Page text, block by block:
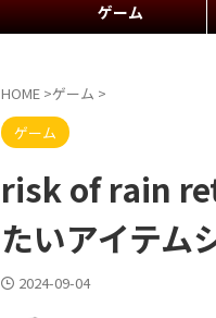
ゲーム
HOME >ゲーム >
ゲーム
risk of rain
たいアイテム
2024-09-04